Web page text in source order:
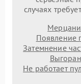
случаях
Появление
Затемнение
Не работает